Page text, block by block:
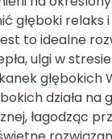
głęboki relaks i
to idealne
ulgi w
głębokich
działa na
łagodząc